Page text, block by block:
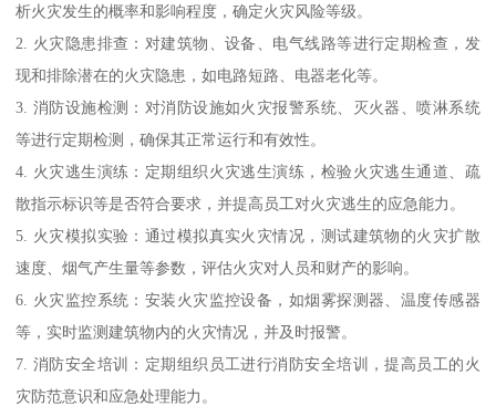
析火灾发生的概率和影响程度，确定火灾风险等级。
2. 火灾隐患排查：对建筑物、设备、电气线路等进行定期检查，发
现和排除潜在的火灾隐患，如电路短路、电器老化等。
3. 消防设施检测：对消防设施如火灾报警系统、灭火器、喷淋系统
等进行定期检测，确保其正常运行和有效性。
4. 火灾逃生演练：定期组织火灾逃生演练，检验火灾逃生通道、疏
散指示标识等是否符合要求，并提高员工对火灾逃生的应急能力。
5. 火灾模拟实验：通过模拟真实火灾情况，测试建筑物的火灾扩散
速度、烟气产生量等参数，评估火灾对人员和财产的影响。
6. 火灾监控系统：安装火灾监控设备，如烟雾探测器、温度传感器
等，实时监测建筑物内的火灾情况，并及时报警。
7. 消防安全培训：定期组织员工进行消防安全培训，提高员工的火
灾防范意识和应急处理能力。